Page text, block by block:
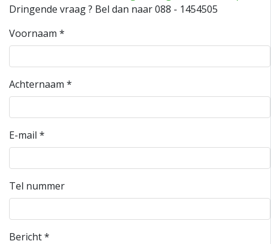
Dringende vraag ? Bel dan naar 088 - 1454505
Voornaam *
Achternaam *
E-mail *
Tel nummer
Bericht*